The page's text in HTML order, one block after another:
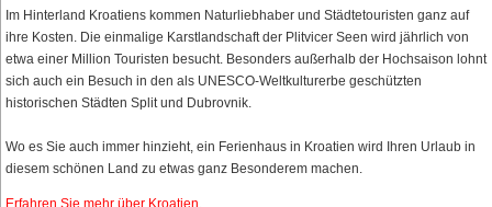
Im Hinterland Kroatiens kommen Naturliebhaber und Städtetouristen ganz auf
ihre Kosten. Die einmalige Karstlandschaft der Plitvicer Seen wird jährlich von
etwa einer Million Touristen besucht. Besonders außerhalb der Hochsaison lohnt
sich auch ein Besuch in den als UNESCO-Weltkulturerbe geschützten
historischen Städten Split und Dubrovnik.
Wo es Sie auch immer hinzieht, ein Ferienhaus in Kroatien wird Ihren Urlaub in
diesem schönen Land zu etwas ganz Besonderem machen.